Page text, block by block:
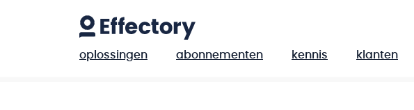
oplossingen abonnementen kennis klanten